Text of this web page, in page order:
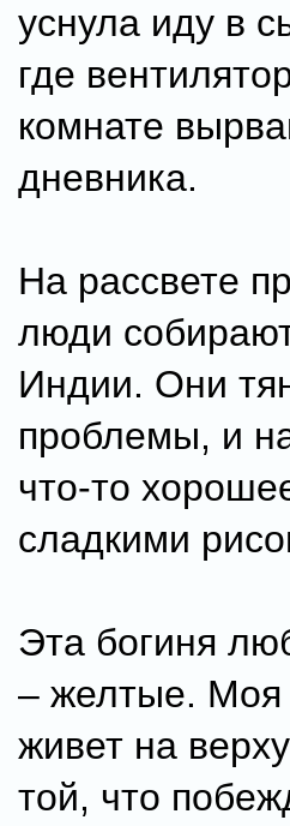
уснула иду в
где
комнате
дневника.
На рассвете
люди
Индии. Они
проблемы, и
что-то
сладкими
Эта богиня
– желтые.
живет на
той, что